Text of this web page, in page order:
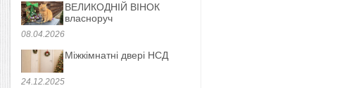
08.04.2026
ВЕЛИКОДНІЙ ВІНОК
власноруч
24.12.2025
Міжкімнатні двері НСД